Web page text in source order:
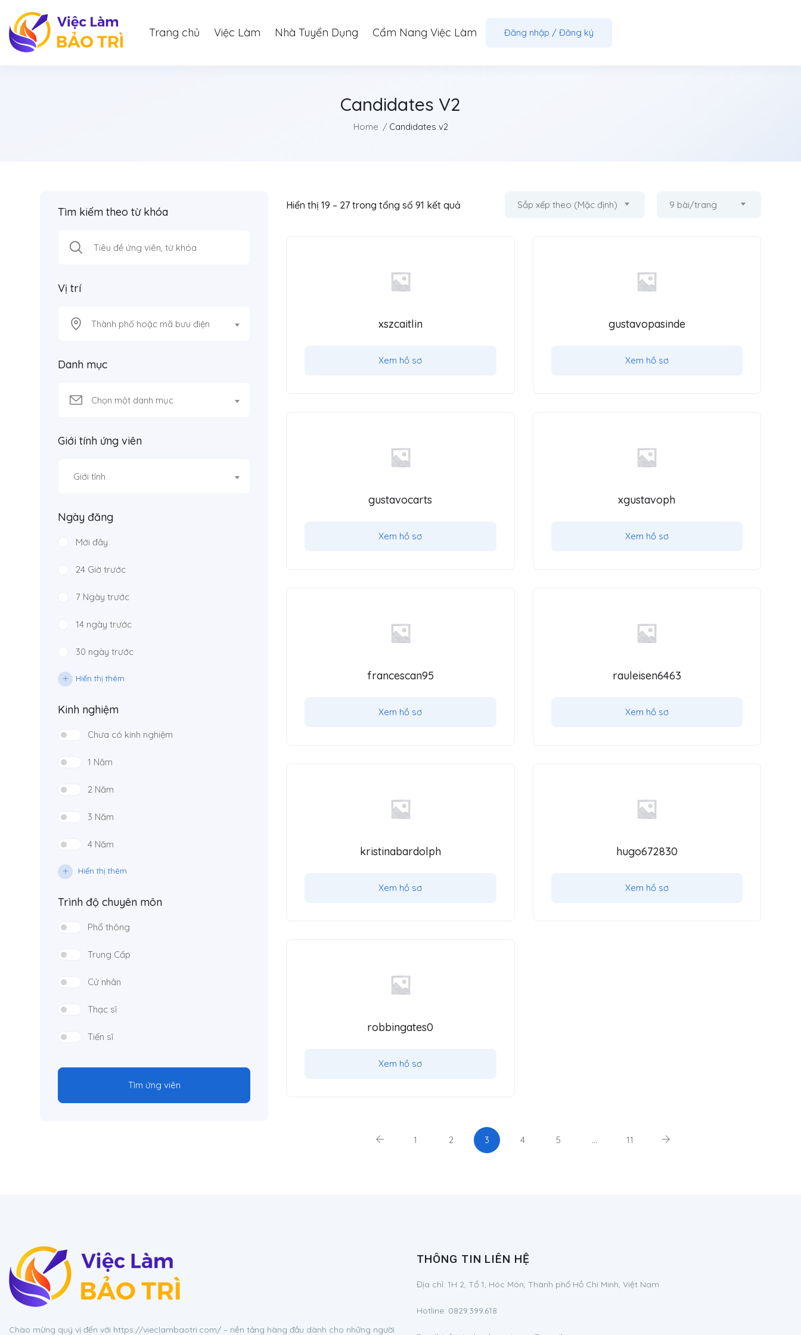
Trang chủ Việc Làm Nhà Tuyển Dụng Cẩm Nang Việc Làm Đăng nhập / Đăng ký
Candidates V2
Home Candidates v2
Tìm kiếm theo từ khóa
Vị trí
Thành phố hoặc mã bưu điện
Danh mục
Chọn một danh mục
Giới tính ứng viên
Giới tính
Ngày đăng
Mới đây
24 Giờ trước
7 Ngày trước
14 ngày trước
30 ngày trước
Hiển thị thêm
Kinh nghiệm
Chưa có kinh nghiệm
1 Năm
2 Năm
3 Năm
4 Năm
Hiển thị thêm
Trình độ chuyên môn
Phổ thông
Trung Cấp
Cử nhân
Thạc sĩ
Tiến sĩ
Tìm ứng viên
Hiển thị19 – 27 trong tổng số 91 kết quả Sắp xếp theo (Mặc định) 9 bài/trang
xszcaitlin
Xem hồ sơ
gustavopasinde
Xem hồ sơ
gustavocarts
Xem hồ sơ
xgustavoph
Xem hồ sơ
francescan95
Xem hồ sơ
rauleisen6463
Xem hồ sơ
kristinabardolph
Xem hồ sơ
hugo672830
Xem hồ sơ
robbingates0
Xem hồ sơ
1 2 3 4 5 … 11
Chào mừng quý vị đến với https://vieclambaotri.com/ – nền tảng hàng đầu dành cho những người
THÔNG TIN LIÊN HỆ
Địa chỉ: 1H 2, Tổ 1, Hóc Môn, Thành phố Hồ Chí Minh, Việt Nam
Hotline: 0829.399.618